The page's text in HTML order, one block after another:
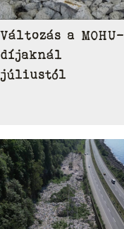
Változás a MOHU-
díjaknál
júliustól